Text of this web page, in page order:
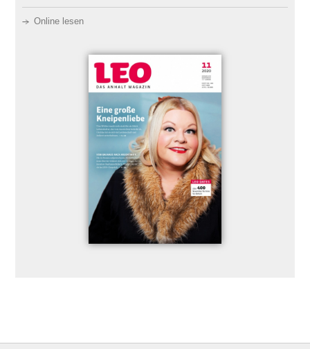
Online lesen